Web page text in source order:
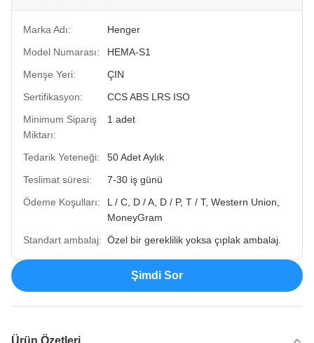
Marka Adı:
Henger
Model Numarası:
HEMA-S1
Menşe Yeri:
ÇIN
Sertifikasyon:
CCS ABS LRS ISO
Minimum Sipariş
Miktarı:
1 adet
Tedarik Yeteneği:
50 Adet Aylık
Teslimat süresi:
7-30 iş günü
Ödeme Koşulları:
L / C, D / A, D / P, T / T, Western Union,
MoneyGram
Standart ambalaj: Özel bir gereklilik yoksa çıplak ambalaj.
Şimdi Sor
Ürün Özetleri